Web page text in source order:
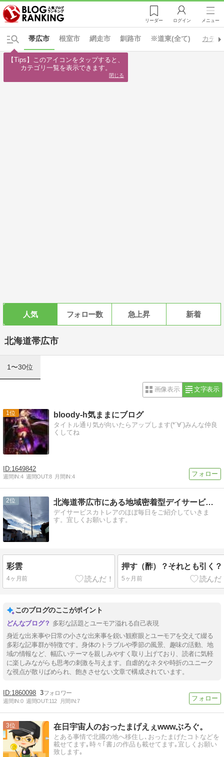
リーダー ログイン メニュー
※道東(全て)
帯広市 根室市 網走市 釧路市 カテ
人気 フォロー数 急上昇 新着
北海道帯広市
1〜30位
画像表示 文字表示
1 bloody-h気ままにブログ
タイトル通り気が向いたらアップします(*´∀`)みんな仲良
くしてね
1649842
週間IN:4 週間OUT:8 月間IN:4
2 北海道帯広市にある地域密着型デイサービスカトレアのブログ
デイサービスカトレアのほぼ毎日をご紹介していきま
す。宜しくお願いします。
彩雲
4ヶ月前
押す（酢）？それとも引く？
5ヶ月前
このブログのここがポイント
多彩な話題とユーモア溢れる自己表現
身近な出来事や日常の小さな出来事を鋭い観察眼とユーモアを交えて綴る
多彩な記事群が特徴です。身体のトラブルや季節の風景、趣味の活動、地
域の情報など、幅広いテーマを親しみやすく取り上げており、読者に気軽
に楽しみながらも思考の刺激を与えます。自虐的なネタや時折のユニーク
な視点が散りばめられ、飽きさせない文章で構成されています。
1860098 3
週間IN:0 週間OUT:112 月間IN:7
3 在日宇宙人のおったまげえぇwwwぶろぐ。
とある事情で北國の地へ移住し､おったまげたコトなどを
載せてます｡時々｢書｣の作品も載せてます｡宜しくお願い
致します｡
【Tips】このアイコンをタップすると、
カテゴリ一覧を表示できます。
閉じる